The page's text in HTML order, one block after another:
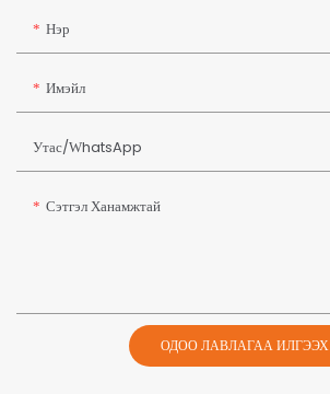
Нэр
Имэйл
Утас/whatsApp
Сэтгэл Ханамжтай
ОДОО ЛАВЛАГАА ИЛГЭЭХ